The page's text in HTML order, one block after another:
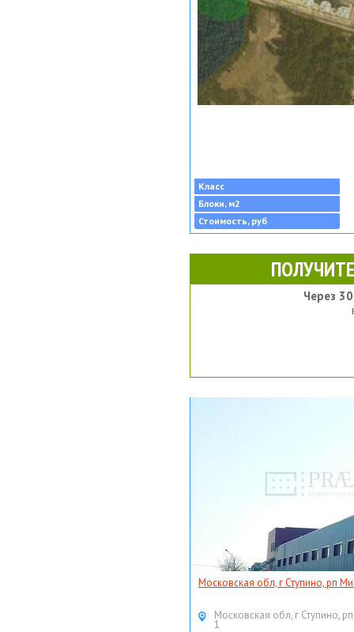
Класс
Блоки, м2
Стоимость, руб
Через
Московская обл, г Ступино, рп
Московская обл, г Ступино,
1